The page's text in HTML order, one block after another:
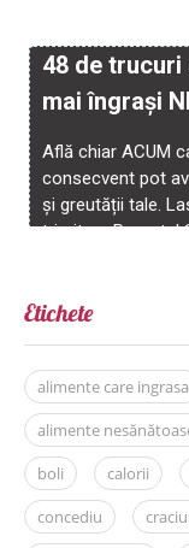
Etichete
alimente care ingrasa
alimente
boli
calorii
concediu